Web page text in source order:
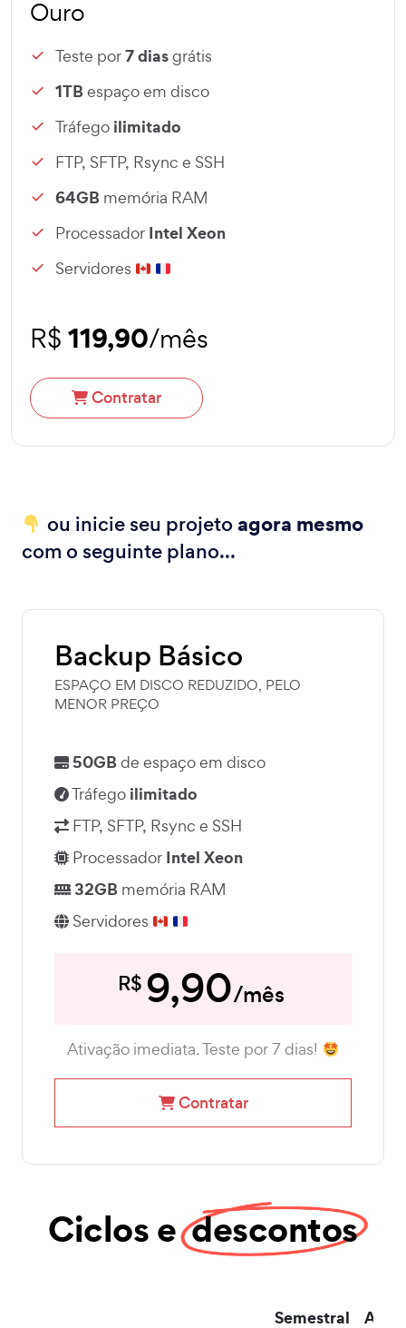
Ouro
Teste por7 diasgrátis
1TBespaço em disco
Tráfego ilimitado
FTP, SFTP, Rsync e SSH
64GB memória RAM
Processador Intel Xeon
Servidores
R$ 119,90/mês
Contratar
ou inicie seu projetoagora mesmo
com o seguinte plano...
Backup Básico
ESPAÇO EM DISCO REDUZIDO, PELO
MENOR PREÇO
50GBde espaço em disco
Tráfego ilimitado
FTP, SFTP, Rsync e SSH
Processador Intel Xeon
32GB memória RAM
Servidores
R$9,90/mês
Ativação imediata. Teste por 7 dias!
Contratar
Ciclos edescontos
Semestral